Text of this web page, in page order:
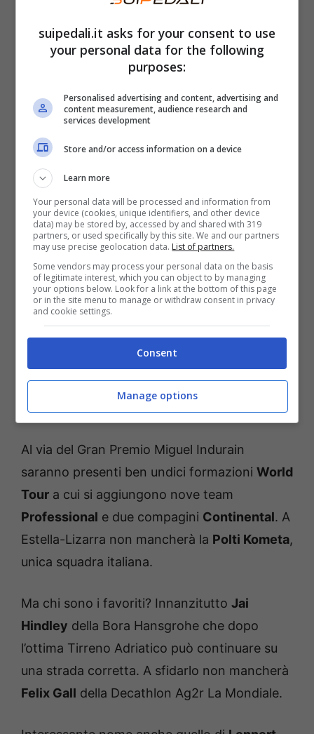
seconda metà di gara.
chilometricon partenza e arrivo aEstella-
. Ma sono tanti gli strappi e tre i Gran
Premi della Montagna da superare. L’Alto de
Guirguillano
Eraul
scollinamento dell’ultimo passaggio è previsto
a circa dieci chilometri dal traguardo.
Attenzione però perché dentro gli ultimi due
chilometri ci sarà da prendere di petto la dura
rampa dell’Alto Ibarra, dove lo scorso anno
si involò verso il successo della
corsa.
I favoriti
Al via del Gran Premio Miguel Indurain
saranno presenti ben undici formazioni World
Tour a cui si aggiungono nove team
Professional e due compagini Continental. A
Estella-Lizarra non mancherà la Polti Kometa,
unica squadra italiana.
Ma chi sono i favoriti? Innanzitutto Jai
Hindley della Bora Hansgrohe che dopo
l’ottima Tirreno Adriatico può continuare su
una strada corretta. A sfidarlo non mancherà
Felix Gall della Decathlon Ag2r La Mondiale.
suipedali.it asks for your consent to use
your personal data for the following
purposes:
Personalised advertising and content, advertising and
content measurement, audience research and
services development
Store and/or access information on a device
Learn more
Your personal data will be processed and information from
your device (cookies, unique identifiers, and other device
data) may be stored by, accessed by and shared with 319
partners, or used specifically by this site. We and our partners
may use precise geolocation data. List of partners.
Some vendors may process your personal data on the basis
of legitimate interest, which you can object to by managing
your options below. Look for a link at the bottom of this page
or in the site menu to manage or withdraw consent in privacy
and cookie settings.
Consent
Manage options